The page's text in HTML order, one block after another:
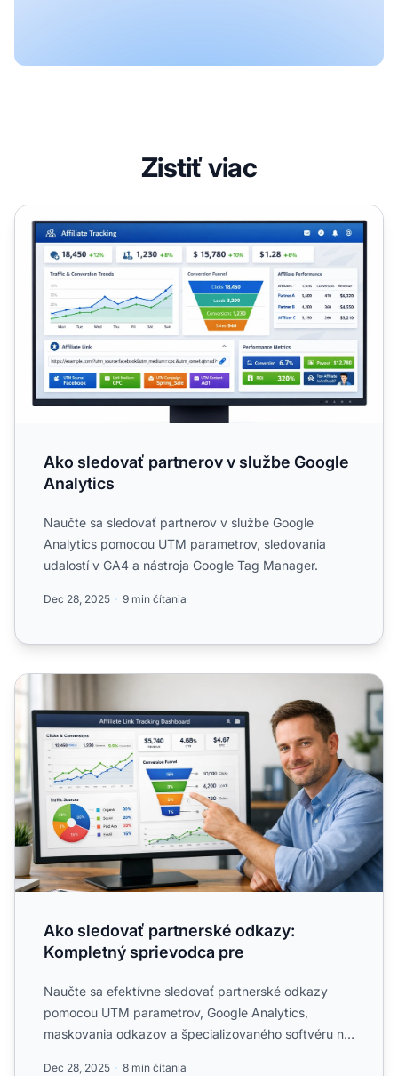
Zistiť viac
Ako sledovať partnerov v službe Google Analytics
Ako sledovať partnerov v službe Google
Analytics
Naučte sa sledovať partnerov v službe Google
Analytics pomocou UTM parametrov, sledovania
udalostí v GA4 a nástroja Google Tag Manager.
Dec 28, 2025 9 min čítania
Ako sledovať partnerské odkazy: Kompletný sprievodca
Ako sledovať partnerské odkazy:
Kompletný sprievodca pre
Naučte sa efektívne sledovať partnerské odkazy
pomocou UTM parametrov, Google Analytics,
maskovania odkazov a špecializovaného softvéru na
Dec 28, 2025 8 min čítania